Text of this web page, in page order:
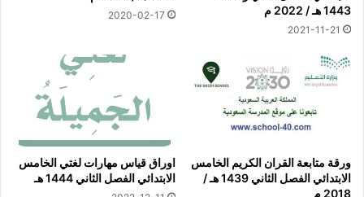
1443 هـ / 2022 م
2021-11-21
2020-02-17
ورقة متابعة القران الكريم الخامس
الابتدائي الفصل الثاني 1439 هـ /
2018 م
اوراق قياس مهارات لغتي الخامس
الابتدائي الفصل الثاني 1444 هـ